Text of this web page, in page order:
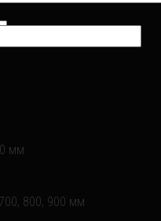
мм
800, 900 мм